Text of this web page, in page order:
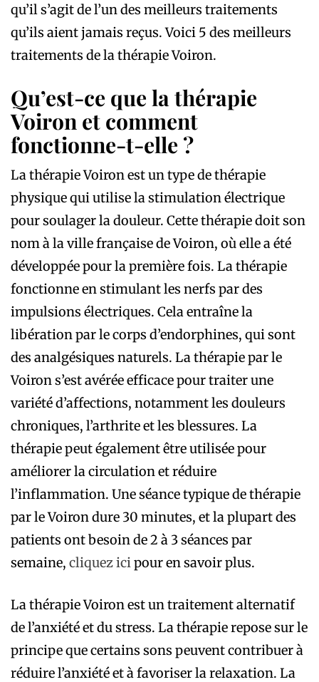
qu’il s’agit de l’un des meilleurs traitements
qu’ils aient jamais reçus. Voici 5 des meilleurs
traitements de la thérapie Voiron.
Qu’est-ce que la thérapie
Voiron et comment
fonctionne-t-elle ?
La thérapie Voiron est un type de thérapie
physique qui utilise la stimulation électrique
pour soulager la douleur. Cette thérapie doit son
nom à la ville française de Voiron, où elle a été
développée pour la première fois. La thérapie
fonctionne en stimulant les nerfs par des
impulsions électriques. Cela entraîne la
libération par le corps d’endorphines, qui sont
des analgésiques naturels. La thérapie par le
Voiron s’est avérée efficace pour traiter une
variété d’affections, notamment les douleurs
chroniques, l’arthrite et les blessures. La
thérapie peut également être utilisée pour
améliorer la circulation et réduire
l’inflammation. Une séance typique de thérapie
par le Voiron dure 30 minutes, et la plupart des
patients ont besoin de 2 à 3 séances par
semaine, cliquez icipour en savoir plus.
La thérapie Voiron est un traitement alternatif
de l’anxiété et du stress. La thérapie repose sur le
principe que certains sons peuvent contribuer à
réduire l’anxiété et à favoriser la relaxation. La